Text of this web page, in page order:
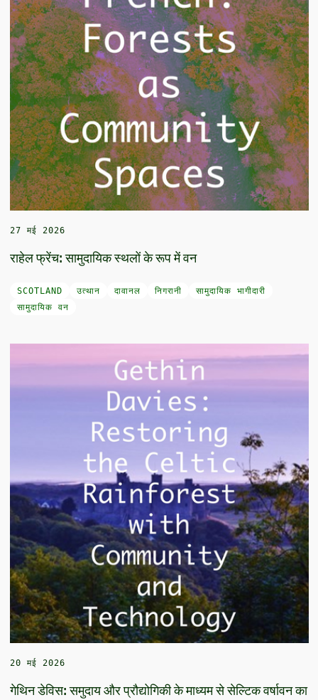
27 मई 2026
राहेल फ्रेंच: सामुदायिक स्थलों के रूप में वन
SCOTLAND उत्थान दावानल निगरानी
सामुदायिक भागीदारी
सामुदायिक वन
20 मई 2026
गेथिन डेविस: समुदाय और प्रौद्योगिकी के माध्यम से सेल्टिक वर्षावन का